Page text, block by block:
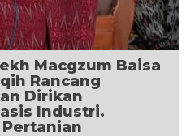
Macgzum Baisa
Rancang
Dirikan
Industri.